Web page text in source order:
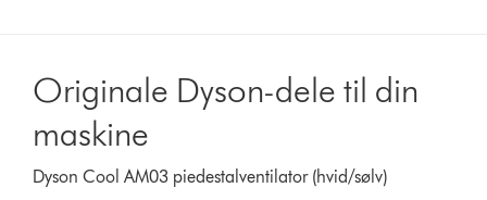
Originale Dyson-dele til din
maskine
Dyson Cool AM03 piedestalventilator (hvid/sølv)